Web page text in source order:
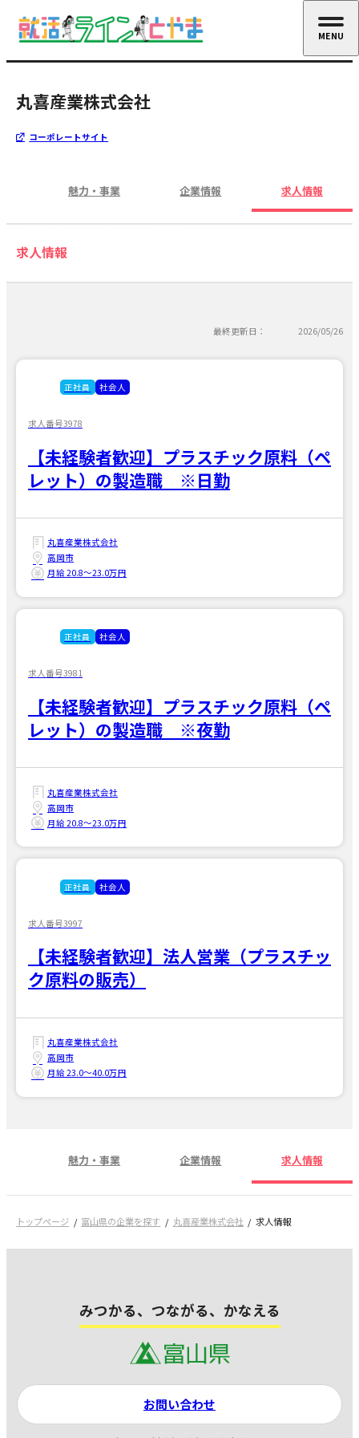
丸喜産業株式会社
コーポレートサイト
魅力・事業 企業情報 求人情報
求人情報
最終更新日： 2026/05/26
正社員 社会人
求人番号3978
【未経験者歓迎】プラスチック原料（ペ
レット）の製造職 ※日勤
丸喜産業株式会社
高岡市
月給 20.8〜23.0万円
正社員 社会人
求人番号3981
【未経験者歓迎】プラスチック原料（ペ
レット）の製造職 ※夜勤
丸喜産業株式会社
高岡市
月給 20.8〜23.0万円
正社員 社会人
求人番号3997
【未経験者歓迎】法人営業（プラスチッ
ク原料の販売）
丸喜産業株式会社
高岡市
月給 23.0〜40.0万円
魅力・事業 企業情報 求人情報
トップページ 富山県の企業を探す 丸喜産業株式会社 求人情報
みつかる、つながる、かなえる
お問い合わせ
MENU